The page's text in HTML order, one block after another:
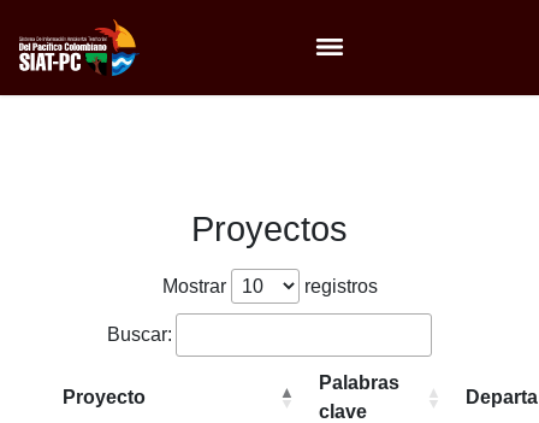
Menú
Proyectos
Mostrar registros
Buscar:
Proyecto
Palabras
clave